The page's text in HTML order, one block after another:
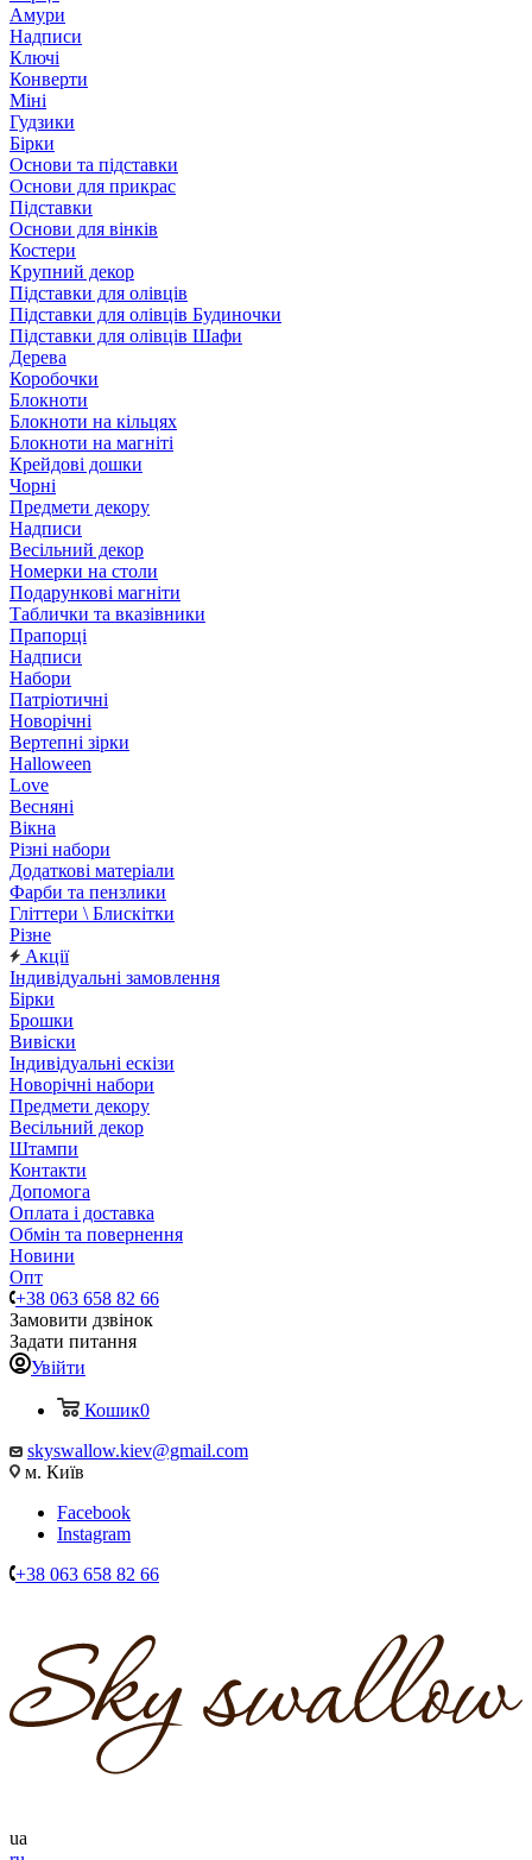
Амури
Надписи
Ключі
Конверти
Міні
Гудзики
Бірки
Основи та підставки
Основи для прикрас
Підставки
Основи для вінків
Костери
Крупний декор
Підставки для олівців
Підставки для олівців Будиночки
Підставки для олівців Шафи
Дерева
Коробочки
Блокноти
Блокноти на кільцях
Блокноти на магніті
Крейдові дошки
Чорні
Предмети декору
Надписи
Весільний декор
Номерки на столи
Подарункові магніти
Таблички та вказівники
Прапорці
Надписи
Набори
Патріотичні
Новорічні
Вертепні зірки
Halloween
Love
Весняні
Вікна
Різні набори
Додаткові матеріали
Фарби та пензлики
Гліттери \ Блискітки
Різне
Акції
Індивідуальні замовлення
Бірки
Брошки
Вивіски
Індивідуальні ескізи
Новорічні набори
Предмети декору
Весільний декор
Штампи
Контакти
Допомога
Оплата і доставка
Обмін та повернення
Новини
Опт
+38 063 658 82 66
Замовити дзвінок
Задати питання
Увійти
Кошик0
skyswallow.kiev@gmail.com
м. Київ
Facebook
Instagram
+38 063 658 82 66
ua